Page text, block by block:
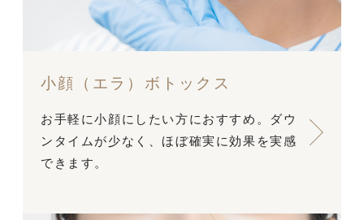
小顔（エラ）ボトックス
お手軽に小顔にしたい方におすすめ。ダウ
ンタイムが少なく、ほぼ確実に効果を実感
できます。